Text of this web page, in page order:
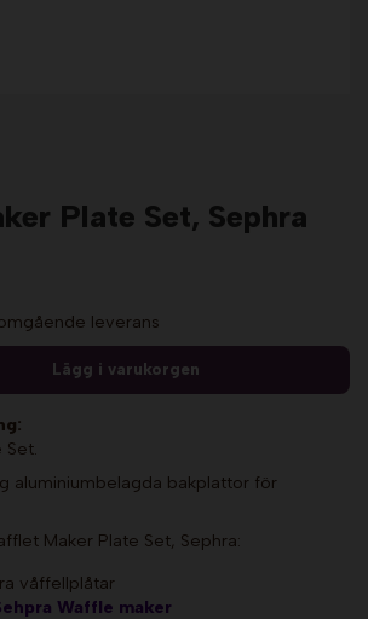
Plate Set, Sephra
leverans
Lägg i varukorgen
Set.
aluminiumbelagda bakplattor för
Maker Plate Set, Sephra:
våffellplåtar
Waffle maker